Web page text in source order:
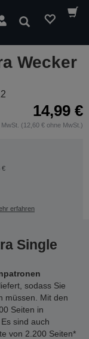
Suchen
Wecker
14,99 €
MwSt. (12,60 € ohne MwSt.)
€
erfahren
Single
sodass Sie
müssen. Mit den
Seiten in
sind auch
von 2.200 Seiten*